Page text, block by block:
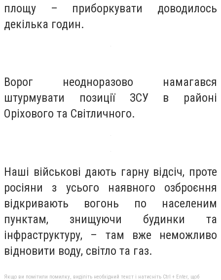
площу – приборкувати доводилось
декілька годин.
Ворог неодноразово намагався
штурмувати позиції ЗСУ в районі
Оріхового та Світличного.
Наші військові дають гарну відсіч, проте
росіяни з усього наявного озброєння
відкривають вогонь по населеним
пунктам, знищуючи будинки та
інфраструктуру, – там вже неможливо
відновити воду, світло та газ.
Якщо ви помітили помилку, виділіть необхідний текст і натисніть Ctrl + Enter, щоб